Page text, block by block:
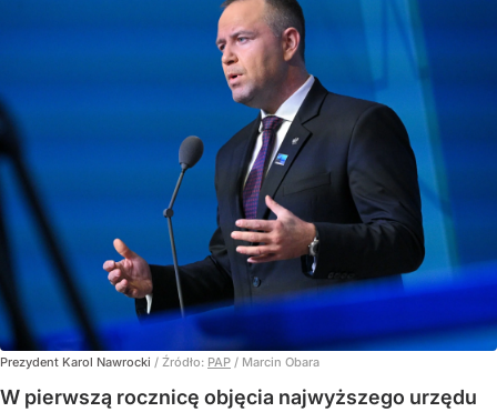
Prezydent Karol Nawrocki / Źródło: PAP / Marcin Obara
W pierwszą rocznicę objęcia najwyższego urzędu